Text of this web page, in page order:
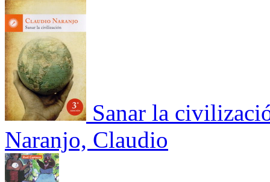
Sanar la
Naranjo, Claudio